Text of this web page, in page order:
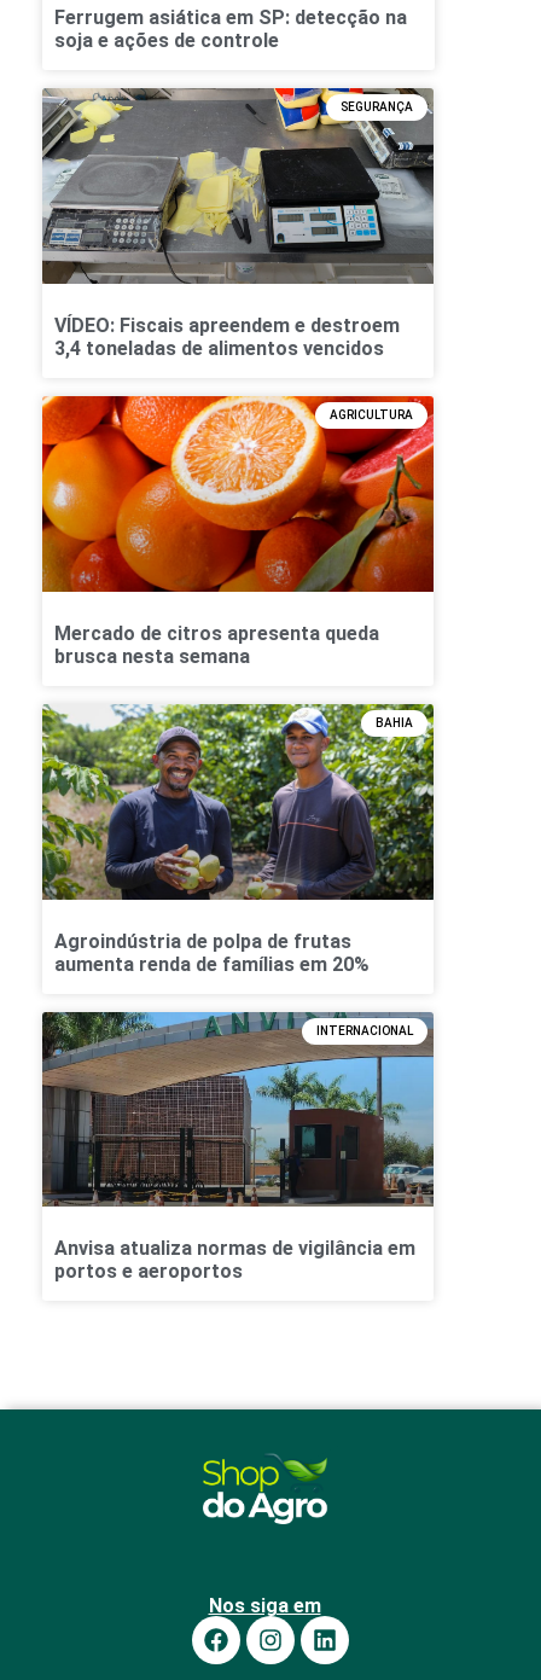
Ferrugem asiática em SP: detecção na
soja e ações de controle
SEGURANÇA
VÍDEO: Fiscais apreendem e destroem
3,4 toneladas de alimentos vencidos
AGRICULTURA
Mercado de citros apresenta queda
brusca nesta semana
BAHIA
Agroindústria de polpa de frutas
aumenta renda de famílias em 20%
INTERNACIONAL
Anvisa atualiza normas de vigilância em
portos e aeroportos
Nos siga em